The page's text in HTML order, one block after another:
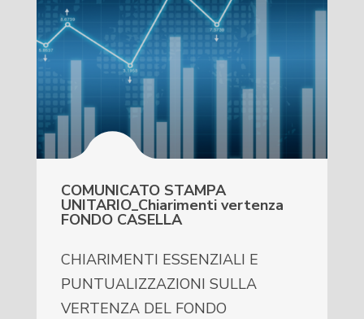
COMUNICATO STAMPA
UNITARIO_Chiarimenti vertenza
FONDO CASELLA
CHIARIMENTI ESSENZIALI E
PUNTUALIZZAZIONI SULLA
VERTENZA DEL FONDO